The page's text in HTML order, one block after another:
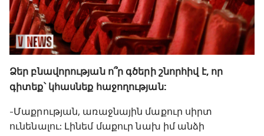
Ձեր բնավորության ո՞ր գծերի շնորհիվ է, որ
գիտեք՝ կհասնեք հաջողության:
-Մաքրության, առաջնային մաքուր սիրտ
ունենալու: Լինեմ մաքուր նախ իմ անձի